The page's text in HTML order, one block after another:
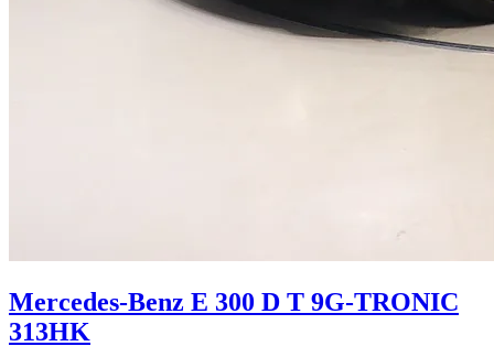
Mercedes-Benz E 300 D T 9G-TRONIC
313HK